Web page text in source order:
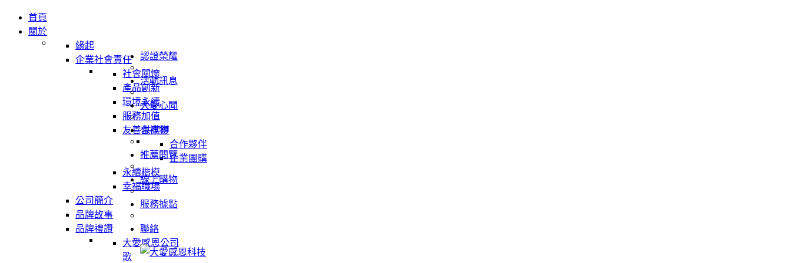
首頁
關於
緣起
企業社會責任
社會關懷
產品創新
環境永續
服務加值
友善供應鏈
合作夥伴
企業團購
永續楷模
幸福職場
公司簡介
品牌故事
品牌禮讚
大愛感恩公司
歌
認證榮耀
活動訊息
大愛心聞
吉祥物
推薦閱覽
線上購物
服務據點
聯絡